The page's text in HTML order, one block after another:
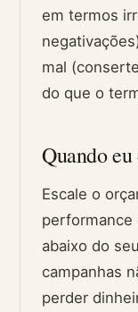
em termos
mal
do que o
Quando eu
Escale o
abaixo do
campanhas
perder